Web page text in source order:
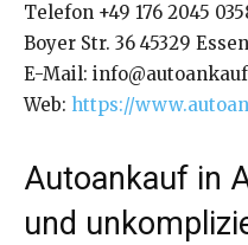
Telefon +49 176 2045
Boyer Str. 36 45329 Essen
E-Mail:
Web: https://
Autoankauf in
und